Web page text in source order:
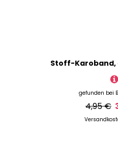
gefunden bei
4,95 €